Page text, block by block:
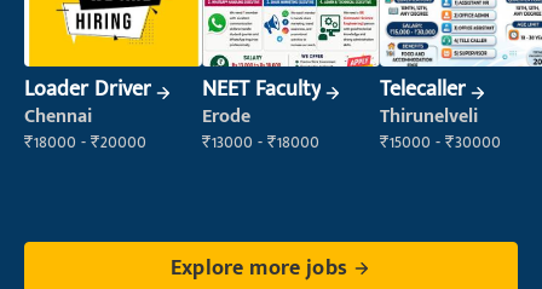
Loader Driver
Chennai
₹18000 - ₹20000
NEET Faculty
Erode
₹13000 - ₹18000
Telecaller
Thirunelveli
₹15000 - ₹30000
Explore more jobs